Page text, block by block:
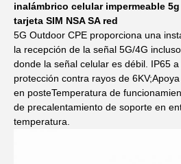
inalámbrico celular impermeable
tarjeta SIM NSA SA red
5G Outdoor CPE proporciona una
la recepción de la señal 5G/4G
donde la señal celular es débil. IP65
protección contra rayos de
en posteTemperatura de
de precalentamiento de soporte en
temperatura.